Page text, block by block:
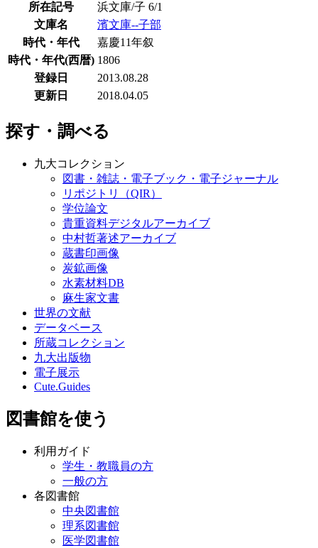
所在記号
浜文庫/子 6/1
文庫名
濱文庫--子部
時代・年代
嘉慶11年叙
時代・年代(西暦) 1806
登録日
2013.08.28
更新日
2018.04.05
探す・調べる
九大コレクション
図書・雑誌・電子ブック・電子ジャーナル
リポジトリ（QIR）
学位論文
貴重資料デジタルアーカイブ
中村哲著述アーカイブ
蔵書印画像
炭鉱画像
水素材料DB
麻生家文書
世界の文献
データベース
所蔵コレクション
九大出版物
電子展示
Cute.Guides
図書館を使う
利用ガイド
学生・教職員の方
一般の方
各図書館
中央図書館
理系図書館
医学図書館